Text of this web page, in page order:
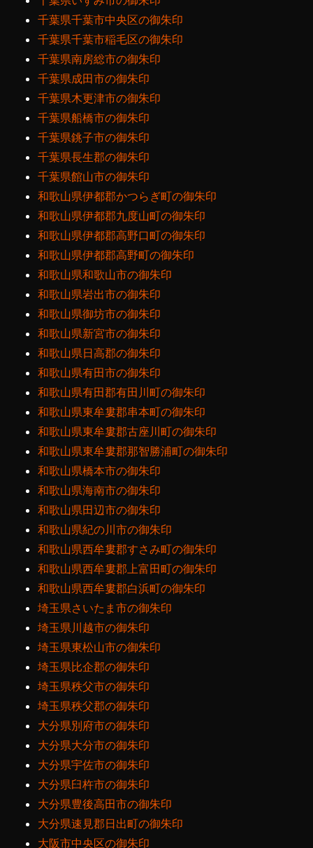
千葉県千葉市中央区の御朱印
千葉県千葉市稲毛区の御朱印
千葉県南房総市の御朱印
千葉県成田市の御朱印
千葉県木更津市の御朱印
千葉県船橋市の御朱印
千葉県銚子市の御朱印
千葉県長生郡の御朱印
千葉県館山市の御朱印
和歌山県伊都郡かつらぎ町の御朱印
和歌山県伊都郡九度山町の御朱印
和歌山県伊都郡高野口町の御朱印
和歌山県伊都郡高野町の御朱印
和歌山県和歌山市の御朱印
和歌山県岩出市の御朱印
和歌山県御坊市の御朱印
和歌山県新宮市の御朱印
和歌山県日高郡の御朱印
和歌山県有田市の御朱印
和歌山県有田郡有田川町の御朱印
和歌山県東牟婁郡串本町の御朱印
和歌山県東牟婁郡古座川町の御朱印
和歌山県東牟婁郡那智勝浦町の御朱印
和歌山県橋本市の御朱印
和歌山県海南市の御朱印
和歌山県田辺市の御朱印
和歌山県紀の川市の御朱印
和歌山県西牟婁郡すさみ町の御朱印
和歌山県西牟婁郡上富田町の御朱印
和歌山県西牟婁郡白浜町の御朱印
埼玉県さいたま市の御朱印
埼玉県川越市の御朱印
埼玉県東松山市の御朱印
埼玉県比企郡の御朱印
埼玉県秩父市の御朱印
埼玉県秩父郡の御朱印
大分県別府市の御朱印
大分県大分市の御朱印
大分県宇佐市の御朱印
大分県臼杵市の御朱印
大分県豊後高田市の御朱印
大分県速見郡日出町の御朱印
大阪市中央区の御朱印